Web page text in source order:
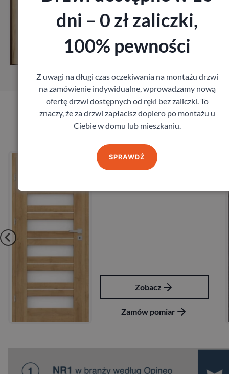
Zobacz
Zamów pomiar
Produkty marki Erkado
Drzwi Erkado Kamelia
Erkado
Zamów pomiar
dni – 0 zł zaliczki,
100% pewności
Z uwagi na długi czas oczekiwania na montażu drzwi
na zamówienie indywidualne, wprowadzamy nową
ofertę drzwi dostępnych od ręki bez zaliczki. To
znaczy, że za drzwi zapłacisz dopiero po montażu u
Ciebie w domu lub mieszkaniu.
SPRAWDŹ